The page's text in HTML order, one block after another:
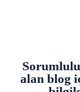
alan blog